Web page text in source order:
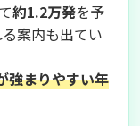
約1.2万発を予
案内も出てい
強まりやすい年